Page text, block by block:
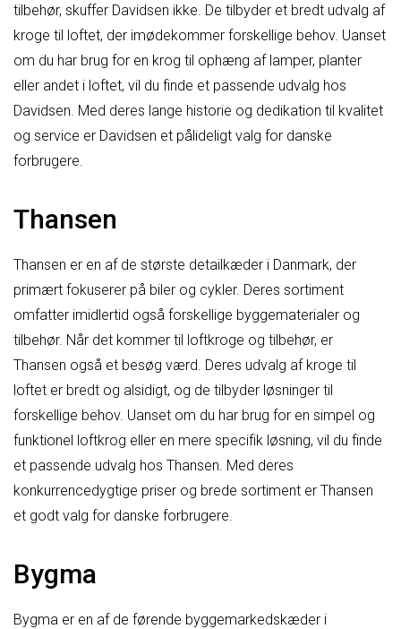
tilbehør, skuffer Davidsen ikke. De tilbyder et bredt udvalg af
kroge til loftet, der imødekommer forskellige behov. Uanset
om du har brug for en krog til ophæng af lamper, planter
eller andet i loftet, vil du finde et passende udvalg hos
Davidsen. Med deres lange historie og dedikation til kvalitet
og service er Davidsen et pålideligt valg for danske
forbrugere.
Thansen
Thansen er en af de største detailkæder i Danmark, der
primært fokuserer på biler og cykler. Deres sortiment
omfatter imidlertid også forskellige byggematerialer og
tilbehør. Når det kommer til loftkroge og tilbehør, er
Thansen også et besøg værd. Deres udvalg af kroge til
loftet er bredt og alsidigt, og de tilbyder løsninger til
forskellige behov. Uanset om du har brug for en simpel og
funktionel loftkrog eller en mere specifik løsning, vil du finde
et passende udvalg hos Thansen. Med deres
konkurrencedygtige priser og brede sortiment er Thansen
et godt valg for danske forbrugere.
Bygma
Bygma er en af de førende byggemarkedskæder i